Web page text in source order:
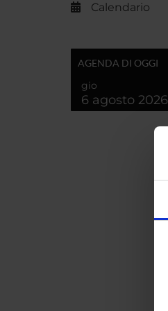
Calendario
AGENDA DI OGGI
gio
6 agosto 2026